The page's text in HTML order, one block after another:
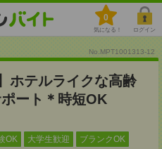
0
気になる！ ログイン
No.MPT1001313-12
ホテルライクな高齢
ート＊時短OK
OK 大学生歓迎 ブランクOK